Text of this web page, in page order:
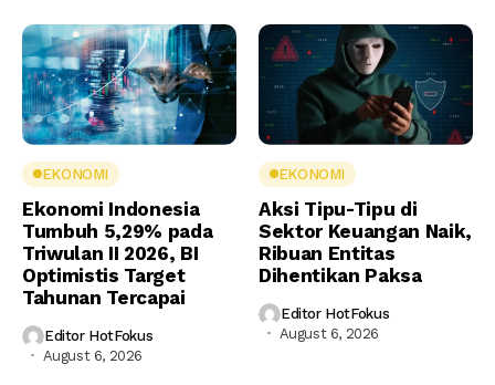
EKONOMI
Ekonomi Indonesia
Tumbuh 5,29% pada
Triwulan II 2026, BI
Optimistis Target
Tahunan Tercapai
Editor HotFokus
August 6, 2026
EKONOMI
Aksi Tipu-Tipu di
Sektor Keuangan Naik,
Ribuan Entitas
Dihentikan Paksa
Editor HotFokus
August 6, 2026